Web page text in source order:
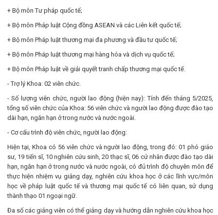
+ Bộ môn Tư pháp quốc tế;
+ Bộ môn Pháp luật Cộng đồng ASEAN và các Liên kết quốc tế;
+ Bộ môn Pháp luật thương mại đa phương và đầu tư quốc tế;
+ Bộ môn Pháp luật thương mại hàng hóa và dịch vụ quốc tế;
+ Bộ môn Pháp luật về giải quyết tranh chấp thương mại quốc tế.
- Trợ lý Khoa: 02 viên chức.
- Số lượng viên chức, người lao động (hiện nay): Tính đến tháng 5/2025,
tổng số viên chức của Khoa: 56 viên chức và người lao động được đào tạo
dài hạn, ngắn hạn ở trong nước và nước ngoài.
- Cơ cấu trình độ viên chức, người lao động:
Hiện tại, Khoa có 56 viên chức và người lao động, trong đó: 01 phó giáo
sư, 19 tiến sĩ, 10 nghiên cứu sinh, 20 thạc sĩ, 06 cử nhân được đào tạo dài
hạn, ngắn hạn ở trong nước và nước ngoài, có đủ trình độ chuyên môn để
thực hiện nhiệm vụ giảng dạy, nghiên cứu khoa học ở các lĩnh vực/môn
học về pháp luật quốc tế và thương mại quốc tế có liên quan, sử dụng
thành thạo 01 ngoại ngữ.
Đa số các giảng viên có thể giảng dạy và hướng dẫn nghiên cứu khoa học